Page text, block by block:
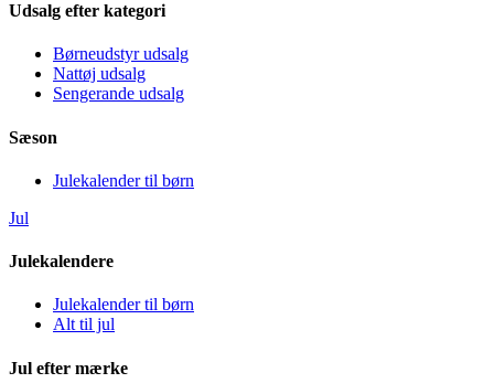
Udsalg efter kategori
Børneudstyr udsalg
Nattøj udsalg
Sengerande udsalg
Sæson
Julekalender til børn
Jul
Julekalendere
Julekalender til børn
Alt til jul
Jul efter mærke